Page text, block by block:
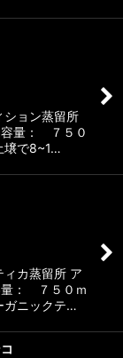
ション蒸留所
量： ７５０
壌で8~1…
ィカ蒸留所 ア
： ７５０ｍ
ガニックテ…